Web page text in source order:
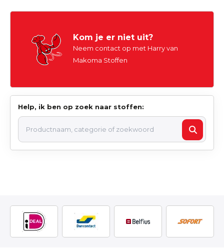
Kom je er niet uit?
Neem contact op met Harry van
Makoma Stoffen
Help, ik ben op zoek naar stoffen: